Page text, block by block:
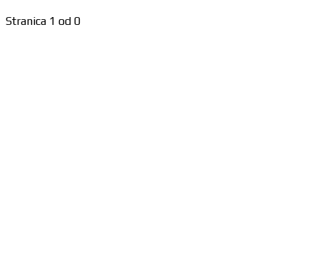
Stranica 1 od 0